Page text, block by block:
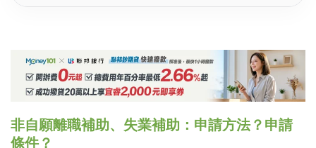
非自願離職補助、 失業補助：申請方法？申請
條件？